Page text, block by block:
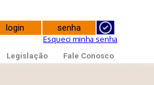
Esqueci minha senha
Legislação Fale Conosco